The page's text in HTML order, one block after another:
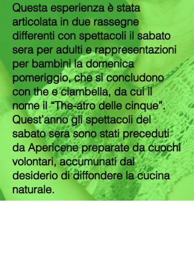
Questa esperienza è stata
articolata in due rassegne
differenti con spettacoli il sabato
sera per adulti e rappresentazioni
per bambini la domenica
pomeriggio, che si concludono
con the e ciambella, da cui il
nome il “The-atro delle cinque”.
Quest’anno gli spettacoli del
sabato sera sono stati preceduti
da Apericene preparate da cuochi
volontari, accumunati dal
desiderio di diffondere la cucina
naturale.